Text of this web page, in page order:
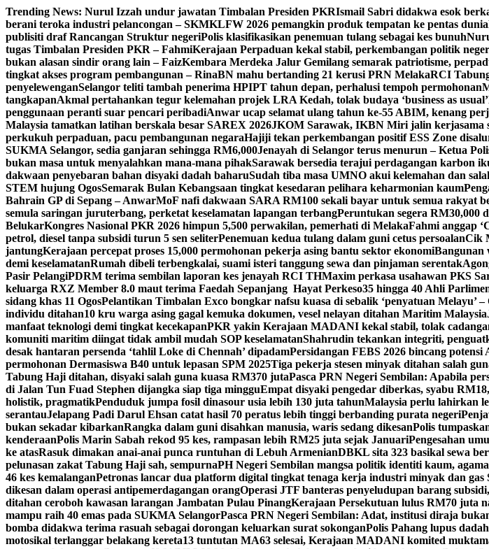
Skip
to
content
Trending News: Nurul Izzah undur jawatan Timbalan Presiden PKRIsmail Sabri didakwa esok
berani teroka industri pelancongan – SKMKLFW 2026 pemangkin produk tempatan ke pentas dunia
publisiti draf Rancangan Struktur negeriPolis klasifikasikan penemuan tulang sebagai kes bunuh
tugas Timbalan Presiden PKR – FahmiKerajaan Perpaduan kekal stabil, perkembangan politik
bukan alasan sindir orang lain – FaizKembara Merdeka Jalur Gemilang semarak patriotisme,
tingkat akses program pembangunan – RinaBN mahu bertanding 21 kerusi PRN MelakaRCI
penyelewenganSelangor teliti tambah penerima HPIPT tahun depan, perhalusi tempoh permohonan
tangkapanAkmal pertahankan tegur kelemahan projek LRA Kedah, tolak budaya ‘business as usual’
penggunaan peranti suar pencari peribadiAnwar ucap selamat ulang tahun ke-55 ABIM, kenang
Malaysia tamatkan latihan berskala besar SAREX 2026JKOM Sarawak, IKBN Miri jalin kerjasama
perkukuh perpaduan, pacu pembangunan negaraHajiji tekan perkembangan positif ESS Zone
SUKMA Selangor, sedia ganjaran sehingga RM6,000Jenayah di Selangor terus menurun – Ketua
bukan masa untuk menyalahkan mana-mana pihakSarawak bersedia terajui perdagangan karbon
dakwaan penyebaran bahan disyaki dadah baharuSudah tiba masa UMNO akui kelemahan dan
STEM hujung OgosSemarak Bulan Kebangsaan tingkat kesedaran pelihara keharmonian kaum
Bahrain GP di Sepang – AnwarMoF nafi dakwaan SARA RM100 sekali bayar untuk semua rakyat
semula saringan juruterbang, perketat keselamatan lapangan terbangPeruntukan segera RM30,000
BelukarKongres Nasional PKR 2026 himpun 5,500 perwakilan, pemerhati di MelakaFahmi anggap
petrol, diesel tanpa subsidi turun 5 sen seliterPenemuan kedua tulang dalam guni cetus persoalanCik
jantungKerajaan percepat proses 15,000 permohonan pekerja asing bantu sektor ekonomiBangunan
demi keselamatanRumah dibeli terbengkalai, suami isteri tanggung sewa dan pinjaman serentak
Pasir PelangiPDRM terima sembilan laporan kes jenayah RCI THMaxim perkasa usahawan PKS
keluarga RXZ Member 8.0 maut terima Faedah Sepanjang Hayat Perkeso35 hingga 40 Ahli
sidang khas 11 OgosPelantikan Timbalan Exco bongkar nafsu kuasa di sebalik ‘penyatuan Melayu’ –
individu ditahan10 kru warga asing gagal kemuka dokumen, vesel nelayan ditahan Maritim Malaysia
manfaat teknologi demi tingkat kecekapanPKR yakin Kerajaan MADANI kekal stabil, tolak
komuniti maritim diingat tidak ambil mudah SOP keselamatanShahrudin tekankan integriti,
desak hantaran persenda ‘tahlil Loke di Chennah’ dipadamPersidangan FEBS 2026 bincang
permohonan Dermasiswa B40 untuk lepasan SPM 2025Tiga pekerja stesen minyak ditahan salah
Tabung Haji ditahan, disyaki salah guna kuasa RM370 jutaPasca PRN Negeri Sembilan: Apabila
di Jalan Tun Fuad Stephen dijangka siap tiga mingguEmpat disyaki pengedar diberkas, syabu
holistik, pragmatikPenduduk jumpa fosil dinasour usia lebih 130 juta tahunMalaysia perlu lahirkan
serantauJelapang Padi Darul Ehsan catat hasil 70 peratus lebih tinggi berbanding purata negeri
bukan sekadar kibarkanRangka dalam guni disahkan manusia, waris sedang dikesanPolis
kenderaanPolis Marin Sabah rekod 95 kes, rampasan lebih RM25 juta sejak JanuariPengesahan
ke atasRasuk dimakan anai-anai punca runtuhan di Lebuh ArmenianDBKL sita 323 basikal sewa
pelunasan zakat Tabung Haji sah, sempurnaPH Negeri Sembilan mangsa politik identiti kaum, agama
46 kes kemalanganPetronas lancar dua platform digital tingkat tenaga kerja industri minyak dan gas
dikesan dalam operasi antipemerdagangan orangOperasi JTF banteras penyeludupan barang
ditahan ceroboh kawasan larangan Jambatan Pulau PinangKerajaan Persekutuan lulus RM70 juta
mampu raih 40 emas pada SUKMA SelangorPasca PRN Negeri Sembilan: Adat, institusi diraja
bomba didakwa terima rasuah sebagai dorongan keluarkan surat sokonganPolis Pahang lupus
motosikal terlanggar belakang kereta13 tuntutan MA63 selesai, Kerajaan MADANI komited